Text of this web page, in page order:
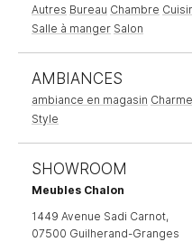
Autres Bureau Chambre
Salle à manger Salon
AMBIANCES
ambiance en magasin Charme
Style
SHOWROOM
Meubles Chalon
1449 Avenue Sadi Carnot,
07500 Guilherand-Granges